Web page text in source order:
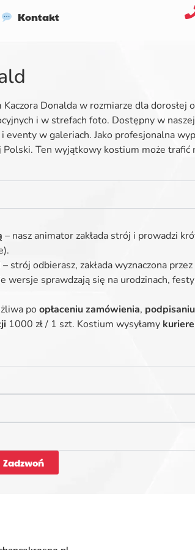
Kontakt
Donalda w rozmiarze dla dorosłej
i w strefach foto. Dostępny w
w galeriach. Jako profesjonalna
Ten wyjątkowy kostium może trafić
– nasz animator zakłada strój i prowadzi
– strój odbierasz, zakłada wyznaczona
wersje sprawdzają się na urodzinach,
poopłaceniu zamówienia, podpisaniu
1000 zł / 1 szt. Kostium wysyłamy
Zadzwoń